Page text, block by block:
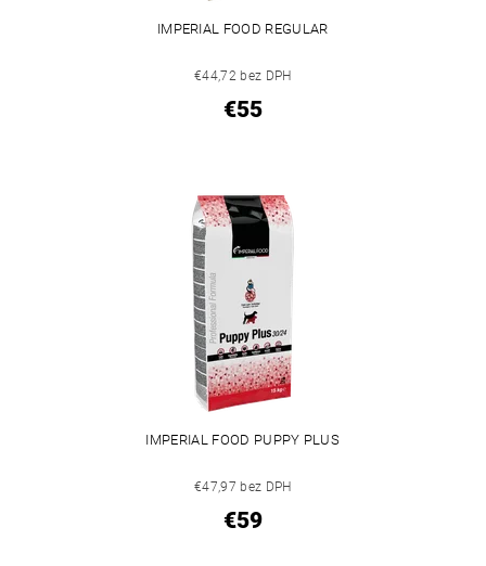
IMPERIAL FOOD REGULAR
€44,72 bez DPH
€55
IMPERIAL FOOD PUPPY PLUS
€47,97 bez DPH
€59